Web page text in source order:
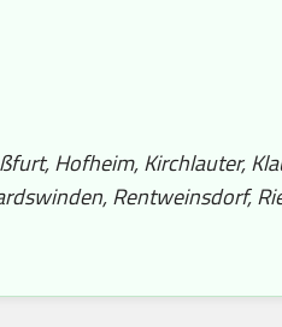
Hofheim, Kirchlauter,
Rentweinsdorf,